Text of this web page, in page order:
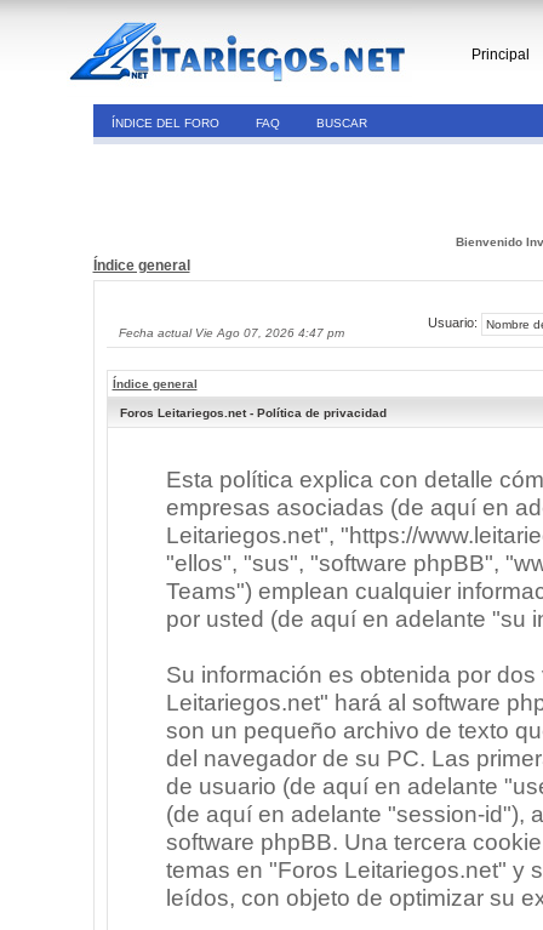
Principal
ÍNDICE DEL FORO FAQ BUSCAR
Bienvenido
Índice general
Fecha actual Vie Ago 07, 2026 4:47 pm
Usuario:
Índice general
Foros Leitariegos.net - Política de privacidad
Esta política explica con detalle
empresas asociadas (de aquí en
Leitariegos.net", "https://
"ellos", "sus", "software phpBB",
Teams") emplean cualquier
por usted (de aquí en adelante "su
Su información es obtenida por
Leitariegos.net" hará al software
son un pequeño archivo de texto
del navegador de su PC. Las
de usuario (de aquí en adelante
(de aquí en adelante "session-id"),
software phpBB. Una tercera
temas en "Foros Leitariegos.net" y
leídos, con objeto de optimizar su